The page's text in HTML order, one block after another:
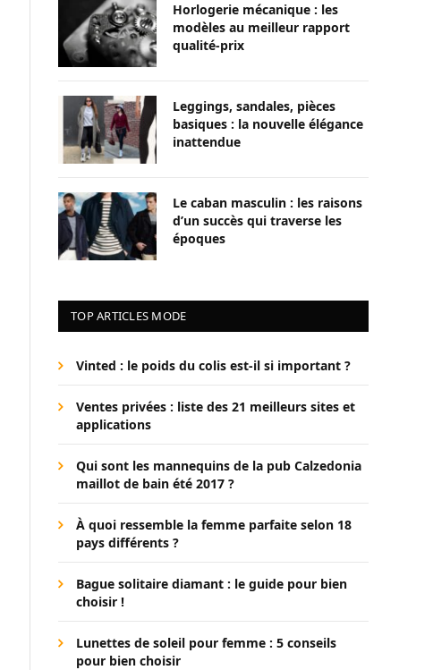
Horlogerie mécanique : les
modèles au meilleur rapport
qualité-prix
Leggings, sandales, pièces
basiques : la nouvelle élégance
inattendue
Le caban masculin : les raisons
d’un succès qui traverse les
époques
TOP ARTICLES MODE
Vinted : le poids du colis est-il si important ?
Ventes privées : liste des 21 meilleurs sites et
applications
Qui sont les mannequins de la pub Calzedonia
maillot de bain été 2017 ?
À quoi ressemble la femme parfaite selon 18
pays différents ?
Bague solitaire diamant : le guide pour bien
choisir !
Lunettes de soleil pour femme : 5 conseils
pour bien choisir